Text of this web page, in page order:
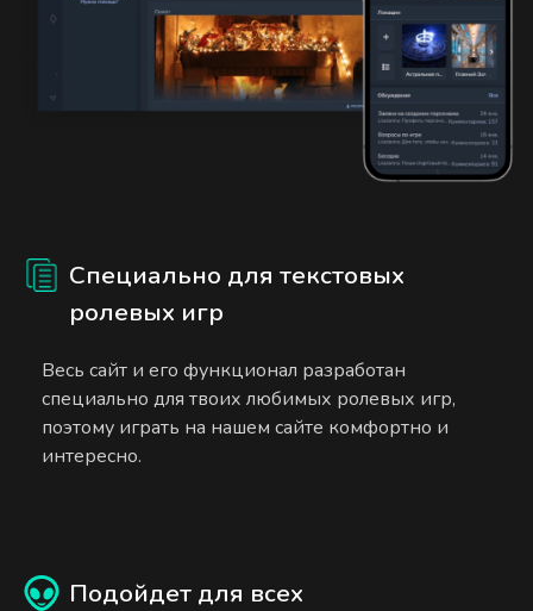
Специально для текстовых
ролевых игр
Весь сайт и его функционал разработан
специально для твоих любимых ролевых игр,
поэтому играть на нашем сайте комфортно и
интересно.
Подойдет для всех